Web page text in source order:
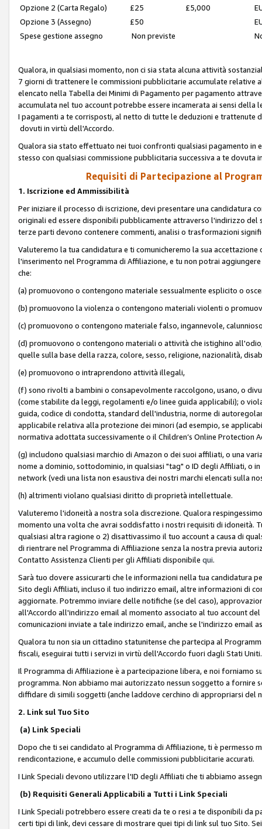
Opzione 2 (Carta Regalo)
£25 £5,000
Opzione 3 (Assegno)
£50
Spese gestione assegno
Non previste
Qualora, in qualsiasi momento, non ci sia stata alcuna attività
7 giorni di trattenere le commissioni pubblicitarie accumulate
elencato nella Tabella dei Minimi di Pagamento per pagamento
accumulata nel tuo account potrebbe essere incamerata ai sensi
I pagamenti a te corrisposti, al netto di tutte le deduzioni e trattenute
dovuti in virtù dell'Accordo.
Qualora sia stato effettuato nei tuoi confronti qualsiasi pagamento in
stesso con qualsiasi commissione pubblicitaria successiva a te dovuta
Requisiti di Partecipazione al
1. Iscrizione ed Ammissibilità
Per iniziare il processo di iscrizione, devi presentare una candidatura
originali ed essere disponibili pubblicamente attraverso l'indirizzo
terze parti devono contenere commenti, analisi o trasformazioni
Valuteremo la tua candidatura e ti comunicheremo la sua
l'inserimento nel Programma di Affiliazione, e tu non potrai
che:
(a) promuovono o contengono materiale sessualmente esplicito o
(b) promuovono la violenza o contengono materiali violenti o
(c) promuovono o contengono materiale falso, ingannevole,
(d) promuovono o contengono materiali o attività che istighino
quelle sulla base della razza, colore, sesso, religione, nazionalità,
(e) promuovono o intraprendono attività illegali,
(f) sono rivolti a bambini o consapevolmente raccolgono, usano, o
(come stabilite da leggi, regolamenti e/o linee guida applicabili); o
guida, codice di condotta, standard dell'industria, norme di
applicabile relativa alla protezione dei minori (ad esempio, se
normativa adottata successivamente o il Children’s Online Protection
(g) includono qualsiasi marchio di Amazon o dei suoi affiliati, o una
nome a dominio, sottodominio, in qualsiasi "tag" o ID degli Affiliati, o
network (vedi una lista non esaustiva dei nostri marchi elencati sulla
(h) altrimenti violano qualsiasi diritto di proprietà intellettuale.
Valuteremo l'idoneità a nostra sola discrezione. Qualora
momento una volta che avrai soddisfatto i nostri requisiti di idoneità.
qualsiasi altra ragione o 2) disattivassimo il tuo account a causa di
di rientrare nel Programma di Affiliazione senza la nostra previa
Contatto Assistenza Clienti per gli Affiliati disponibile qui.
Sarà tuo dovere assicurarti che le informazioni nella tua candidatura
Sito degli Affiliati, incluso il tuo indirizzo email, altre informazioni di
aggiornate. Potremmo inviare delle notifiche (se del caso),
all'Accordo all'indirizzo email al momento associato al tuo account
comunicazioni inviate a tale indirizzo email, anche se l'indirizzo email
Qualora tu non sia un cittadino statunitense che partecipa al
fiscali, eseguirai tutti i servizi in virtù dell'Accordo fuori dagli Stati
Il Programma di Affiliazione è a partecipazione libera, e noi forniamo
programma. Non abbiamo mai autorizzato nessun soggetto a fornire
diffidare di simili soggetti (anche laddove cerchino di appropriarsi
2. Link sul Tuo Sito
(a) Link Speciali
Dopo che ti sei candidato al Programma di Affiliazione, ti è permesso
rendicontazione, e accumulo delle commissioni pubblicitarie accurati.
I Link Speciali devono utilizzare l'ID degli Affiliati che ti abbiamo
(b) Requisiti Generali Applicabili a Tutti i Link Speciali
I Link Speciali potrebbero essere creati da te o resi a te disponibili
certi tipi di link, devi cessare di mostrare quei tipi di link sul tuo Sito.